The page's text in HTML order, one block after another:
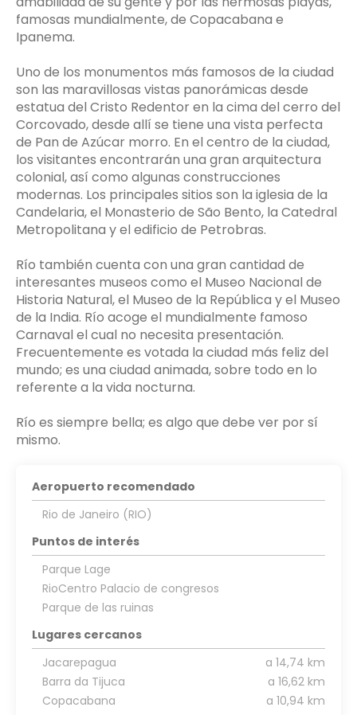
famosas mundialmente, de Copacabana e
Ipanema.
Uno de los monumentos más famosos de la ciudad
son las maravillosas vistas panorámicas desde
estatua del Cristo Redentor en la cima del cerro del
Corcovado, desde allí se tiene una vista perfecta
de Pan de Azúcar morro. En el centro de la ciudad,
los visitantes encontrarán una gran arquitectura
colonial, así como algunas construcciones
modernas. Los principales sitios son la iglesia de la
Candelaria, el Monasterio de São Bento, la Catedral
Metropolitana y el edificio de Petrobras.
Río también cuenta con una gran cantidad de
interesantes museos como el Museo Nacional de
Historia Natural, el Museo de la República y el Museo
de la India. Río acoge el mundialmente famoso
Carnaval el cual no necesita presentación.
Frecuentemente es votada la ciudad más feliz del
mundo; es una ciudad animada, sobre todo en lo
referente a la vida nocturna.
Río es siempre bella; es algo que debe ver por sí
mismo.
Aeropuerto recomendado
Rio de Janeiro (RIO)
Puntos de interés
Parque Lage
RioCentro Palacio de congresos
Parque de las ruinas
Lugares cercanos
Jacarepagua
a 14,74 km
Barra da Tijuca
a 16,62 km
Copacabana
a 10,94 km